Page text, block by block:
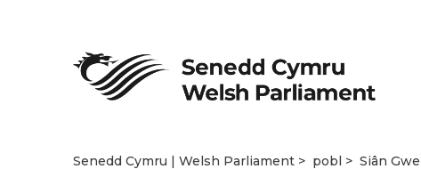
Senedd Cymru | Welsh Parliament pobl Siân